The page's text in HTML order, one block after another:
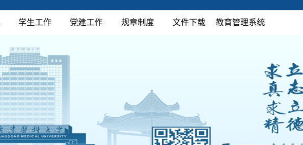
学生工作 党建工作 规章制度 文件下载 教育管理系统